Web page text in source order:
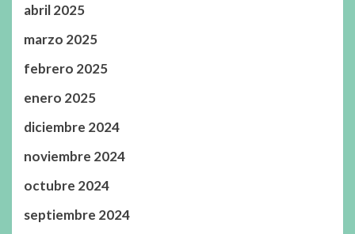
abril 2025
marzo 2025
febrero 2025
enero 2025
diciembre 2024
noviembre 2024
octubre 2024
septiembre 2024